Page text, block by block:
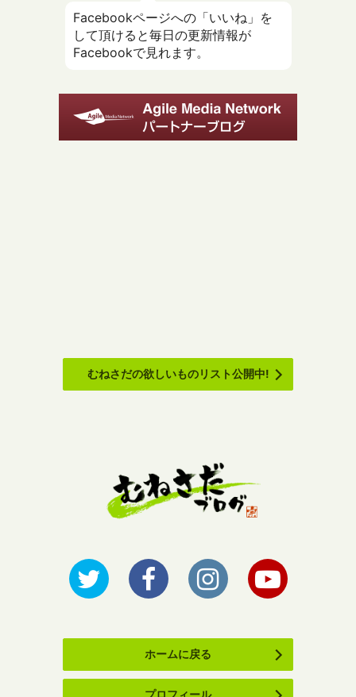
Facebookページへの「いいね」を
して頂けると毎日の更新情報が
Facebookで見れます。
むねさだの欲しいものリスト公開中!
ホームに戻る
プロフィール